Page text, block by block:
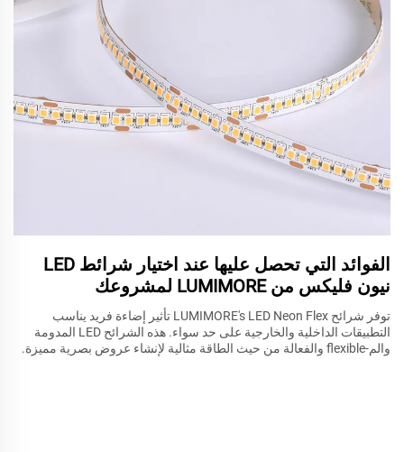
الفوائد التي تحصل عليها عند اختيار شرائط LED
نيون فليكس من LUMIMORE لمشروعك
توفر شرائح LUMIMORE's LED Neon Flex تأثير إضاءة فريد يناسب
التطبيقات الداخلية والخارجية على حد سواء. هذه الشرائح LED المدومة
والم-flexible والفعالة من حيث الطاقة مثالية لإنشاء عروض بصرية مميزة.